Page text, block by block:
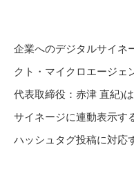
企業へのデジタルサイネ
クト・マイクロエージェ
代表取締役：赤津 直紀)
サイネージに連動表示す
ハッシュタグ投稿に対応